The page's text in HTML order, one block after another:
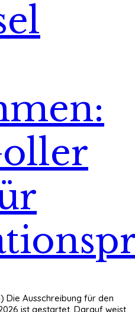
Die Ausschreibung für den
ist gestartet. Darauf weist